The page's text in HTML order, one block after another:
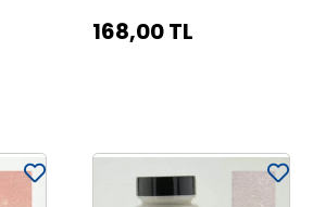
168,00 TL